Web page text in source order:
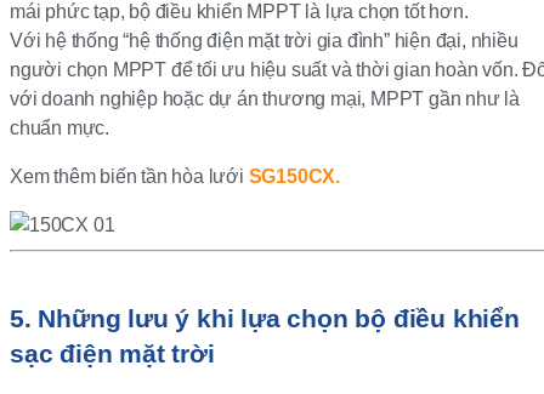
mái phức tạp, bộ điều khiển MPPT là lựa chọn tốt hơn.
Với hệ thống “hệ thống điện mặt trời gia đình” hiện đại, nhiều
người chọn MPPT để tối ưu hiệu suất và thời gian hoàn vốn.
với doanh nghiệp hoặc dự án thương mại, MPPT gần như là
chuẩn mực.
Xem thêm biến tần hòa lưới SG150CX.
5. Những lưu ý khi lựa chọn bộ điều khiển
sạc điện mặt trời